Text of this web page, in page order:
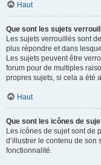
Haut
Que sont les sujets
Les sujets verrouillés sont
plus répondre et dans
Les sujets peuvent être
forum pour de multiples
propres sujets, si cela a été
Haut
Que sont les icônes de
Les icônes de sujet sont de
d’illustrer le contenu de son
fonctionnalité.